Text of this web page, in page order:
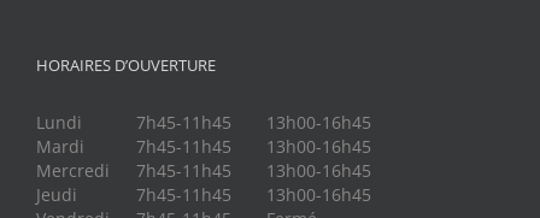
HORAIRES D’OUVERTURE
Lundi 7h45-11h45
13h00-16h45
Mardi
7h45-11h45
13h00-16h45
Mercredi
7h45-11h45
13h00-16h45
Jeudi
7h45-11h45
13h00-16h45